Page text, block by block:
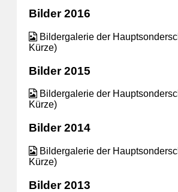
Bilder 2016
Bildergalerie der
Kürze)
Bilder 2015
Bildergalerie der
Kürze)
Bilder 2014
Bildergalerie der
Kürze)
Bilder 2013